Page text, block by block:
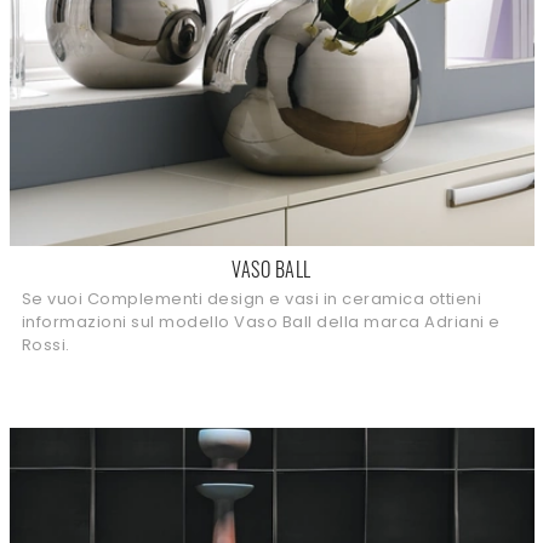
VASO BALL
Se vuoi Complementi design e vasi in ceramica ottieni
informazioni sul modello Vaso Ball della marca Adriani e
Rossi.